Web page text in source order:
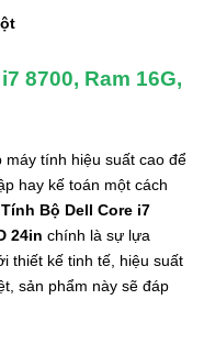
8700, Ram 16G,
máy tính hiệu suất cao để
hay kế toán một cách
Bộ Dell Core i7
24in chính là sự lựa
thiết kế tinh tế, hiệu suất
sản phẩm này sẽ đáp